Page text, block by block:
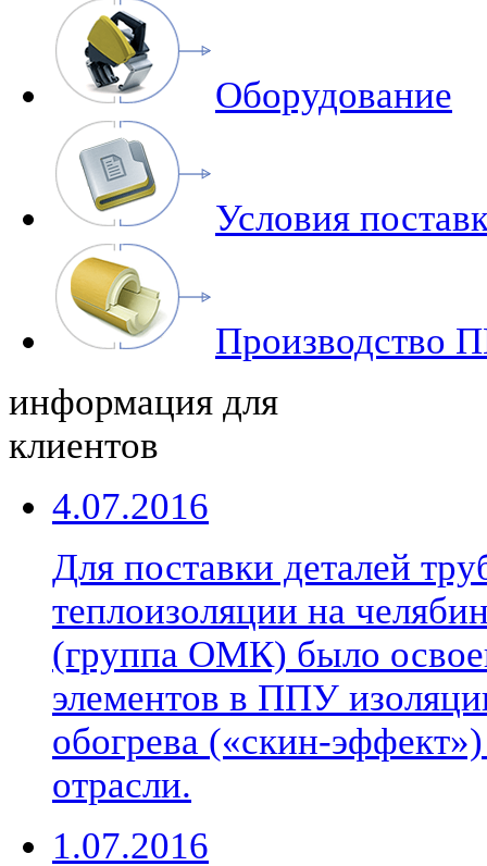
Оборудование
Условия
Производство
информация для
клиентов
4.07.2016
Для поставки деталей
теплоизоляции на
(группа ОМК) было
элементов в ППУ
обогрева («скин-
отрасли.
1.07.2016